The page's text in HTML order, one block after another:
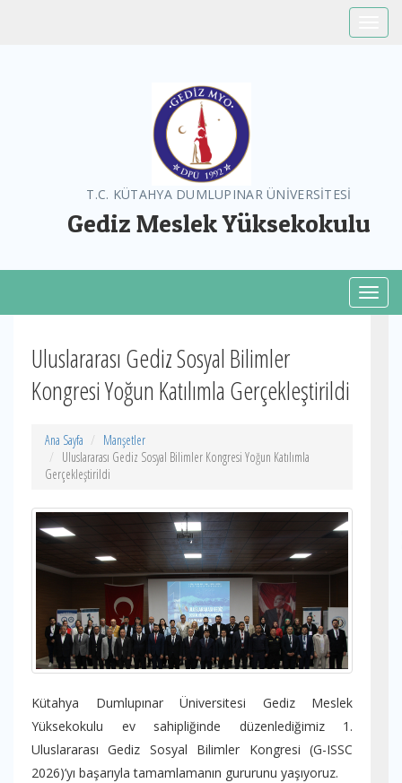
T.C. KÜTAHYA DUMLUPINAR ÜNİVERSİTESİ
Gediz Meslek Yüksekokulu
Uluslararası Gediz Sosyal Bilimler
Kongresi Yoğun Katılımla Gerçekleştirildi
Ana Sayfa
Manşetler
Uluslararası Gediz Sosyal Bilimler Kongresi Yoğun Katılımla
Gerçekleştirildi
Kütahya Dumlupınar Üniversitesi Gediz Meslek
Yüksekokulu ev sahipliğinde düzenlediğimiz 1.
Uluslararası Gediz Sosyal Bilimler Kongresi (G-ISSC
2026)’yı başarıyla tamamlamanın gururunu yaşıyoruz.